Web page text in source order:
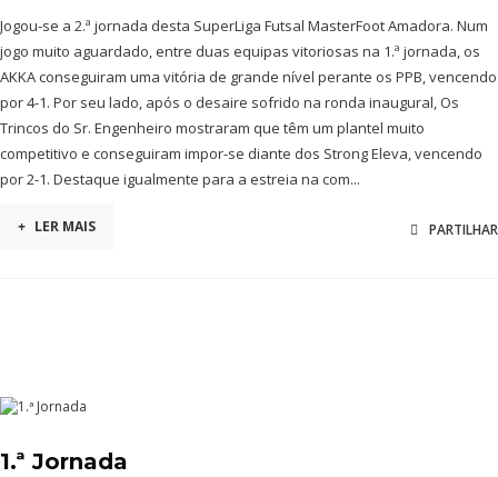
Jogou-se a 2.ª jornada desta SuperLiga Futsal MasterFoot Amadora. Num
jogo muito aguardado, entre duas equipas vitoriosas na 1.ª jornada, os
AKKA conseguiram uma vitória de grande nível perante os PPB, vencendo
por 4-1. Por seu lado, após o desaire sofrido na ronda inaugural, Os
Trincos do Sr. Engenheiro mostraram que têm um plantel muito
competitivo e conseguiram impor-se diante dos Strong Eleva, vencendo
por 2-1. Destaque igualmente para a estreia na com...
+ LER MAIS PARTILHAR
1.ª Jornada